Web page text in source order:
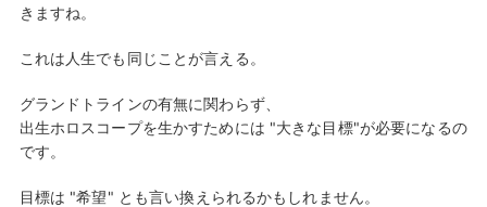
きますね。
これは人生でも同じことが言える。
グランドトラインの有無に関わらず、
出生ホロスコープを生かすためには "大きな目標"が必要になるの
です。
目標は "希望" とも言い換えられるかもしれません。